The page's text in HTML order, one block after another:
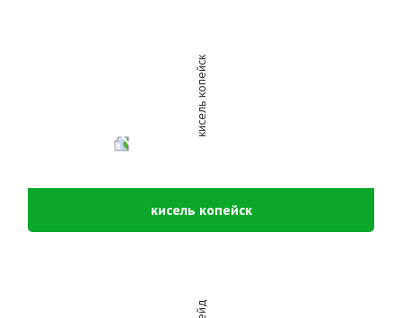
кисель копейск